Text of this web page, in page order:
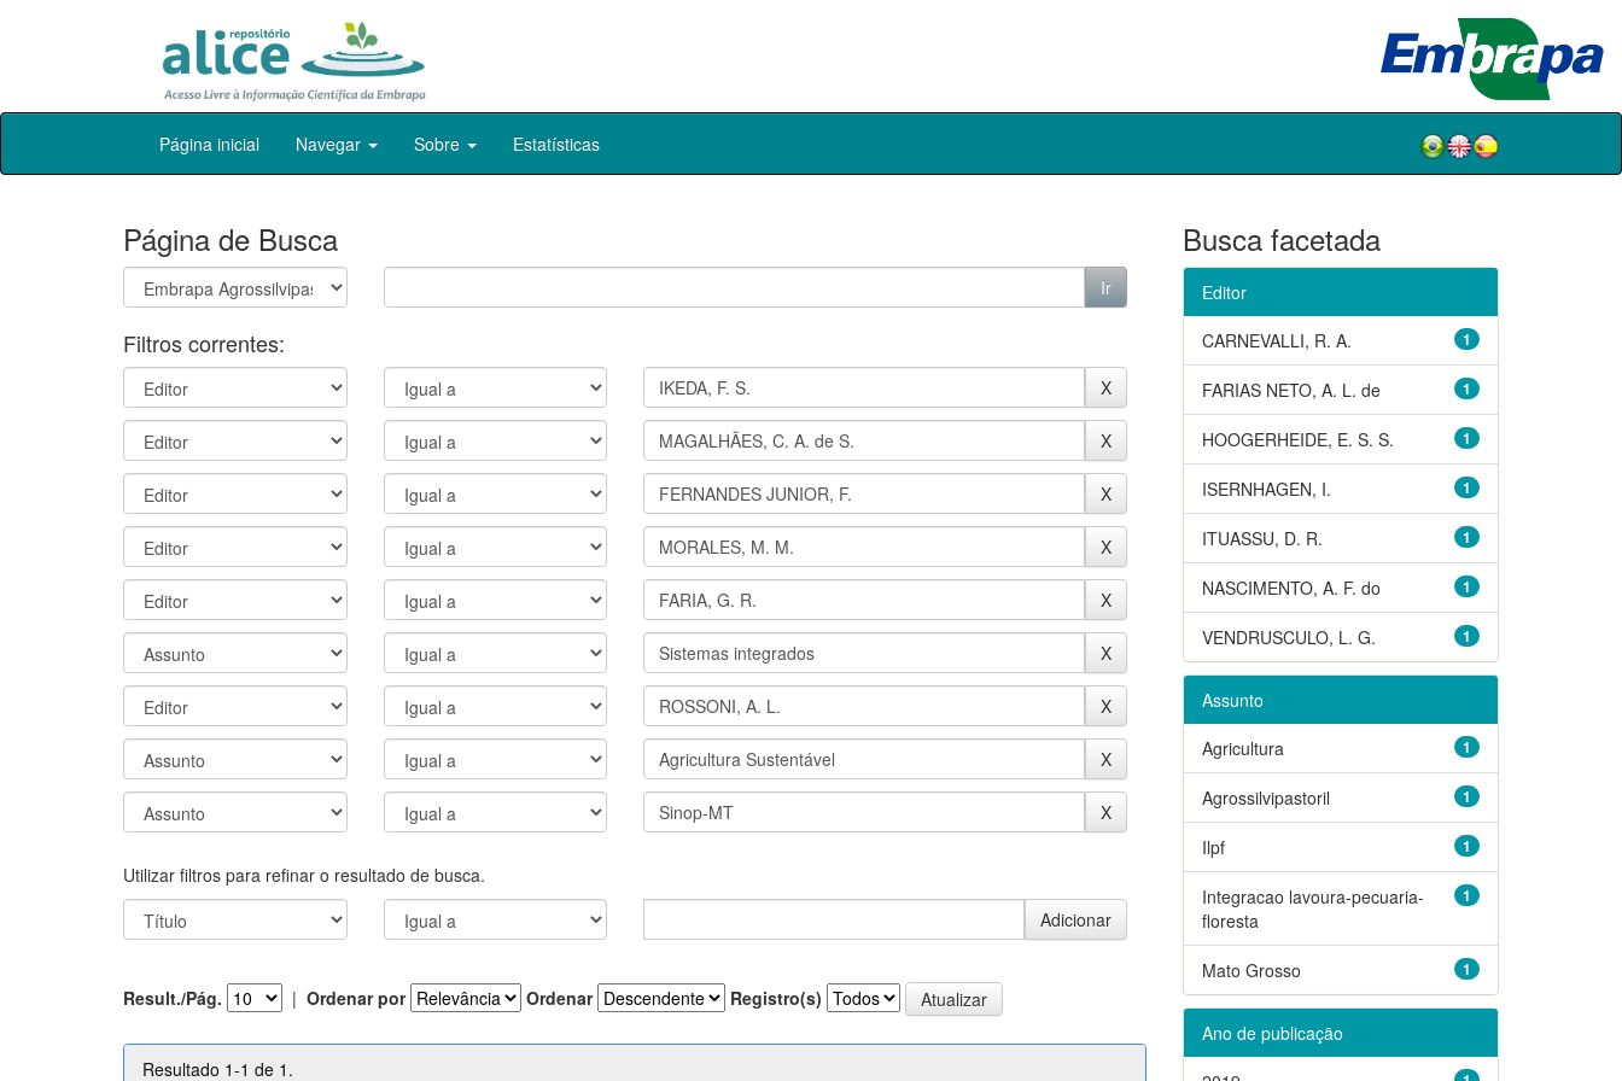
Skip
Página inicial Navegar Sobre Estatísticas
Página de Busca
Filtros correntes:
Utilizar filtros para refinar o resultado de busca.
Result./Pág. | Ordenar por Ordenar Registro(s)
Resultado 1-1 de 1.
Busca facetada
Editor
1
CARNEVALLI, R. A.
1
FARIAS NETO, A. L. de
1
HOOGERHEIDE, E. S. S.
1
ISERNHAGEN, I.
1
ITUASSU, D. R.
1
NASCIMENTO, A. F. do
1
VENDRUSCULO, L. G.
Assunto
1
Agricultura
1
Agrossilvipastoril
1
Ilpf
1
Integracao lavoura-pecuaria-
floresta
1
Mato Grosso
Ano de publicação